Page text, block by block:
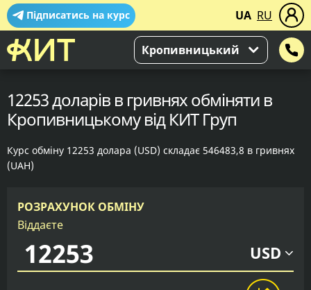
Підписатись на курс UA RU
Кропивницький
12253 доларів в гривнях обміняти в
Кропивницькому від КИТ Груп
Курс обміну 12253 долара (USD) складає 546483,8 в гривнях
(UAH)
РОЗРАХУНОК ОБМІНУ
Віддаєте
USD